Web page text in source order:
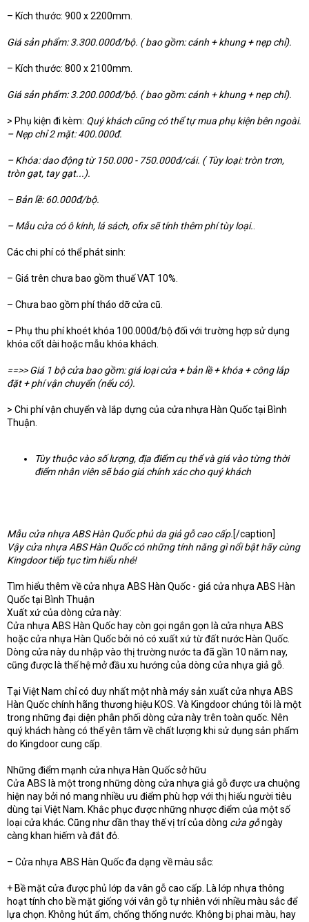
– Kích thước: 900 x 2200mm.
Giá sản phẩm: 3.300.000đ/bộ. ( bao gồm: cánh + khung + nẹp chỉ).
– Kích thước: 800 x 2100mm.
Giá sản phẩm: 3.200.000đ/bộ. ( bao gồm: cánh + khung + nẹp chỉ).
> Phụ kiện đi kèm: Quý khách cũng có thể tự mua phụ kiện bên ngoài.
– Nẹp chỉ 2 mặt: 400.000đ.
– Khóa: dao động từ 150.000 - 750.000đ/cái. ( Tùy loại: tròn trơn,
tròn gạt, tay gạt...).
– Bản lề: 60.000đ/bộ.
– Mẫu cửa có ô kính, lá sách, ofix sẽ tính thêm phí tùy loại..
Các chi phí có thể phát sinh:
– Giá trên chưa bao gồm thuế VAT 10%.
– Chưa bao gồm phí tháo dỡ cửa cũ.
– Phụ thu phí khoét khóa 100.000đ/bộ đối với trường hợp sử dụng
khóa cốt dài hoặc mẫu khóa khách.
==>> Giá 1 bộ cửa bao gồm: giá loại cửa + bản lề + khóa + công lắp
đặt + phí vận chuyển (nếu có).
> Chi phí vận chuyển và lắp dựng của cửa nhựa Hàn Quốc tại Bình
Thuận.
Tùy thuộc vào số lượng, địa điểm cụ thể và giá vào từng thời
điểm nhân viên sẽ báo giá chính xác cho quý khách
Mẫu cửa nhựa ABS Hàn Quốc phủ da giả gỗ cao cấp.[/caption]
Vậy cửa nhựa ABS Hàn Quốc có những tính năng gì nổi bật hãy cùng
Kingdoor tiếp tục tìm hiểu nhé!
Tìm hiểu thêm về cửa nhựa ABS Hàn Quốc - giá cửa nhựa ABS Hàn
Quốc tại Bình Thuận
Xuất xứ của dòng cửa này:
Cửa nhựa ABS Hàn Quốc hay còn gọi ngắn gọn là cửa nhựa ABS
hoặc cửa nhựa Hàn Quốc bởi nó có xuất xứ từ đất nước Hàn Quốc.
Dòng cửa này du nhập vào thị trường nước ta đã gần 10 năm nay,
cũng được là thế hệ mở đầu xu hướng của dòng cửa nhựa giả gỗ.
Tại Việt Nam chỉ có duy nhất một nhà máy sản xuất cửa nhựa ABS
Hàn Quốc chính hãng thương hiệu KOS. Và Kingdoor chúng tôi là một
trong những đại diện phân phối dòng cửa này trên toàn quốc. Nên
quý khách hàng có thể yên tâm về chất lượng khi sử dụng sản phẩm
do Kingdoor cung cấp.
Những điểm mạnh cửa nhựa Hàn Quốc sở hữu
Cửa ABS là một trong những dòng cửa nhựa giả gỗ được ưa chuộng
hiện nay bởi nó mang nhiều ưu điểm phù hợp với thị hiếu người tiêu
dùng tại Việt Nam. Khắc phục được những nhược điểm của một số
loại cửa khác. Cũng như dần thay thế vị trí của dòng cửa gỗngày
càng khan hiếm và đắt đỏ.
– Cửa nhựa ABS Hàn Quốc đa dạng về màu sắc:
+ Bề mặt cửa được phủ lớp da vân gỗ cao cấp. Là lớp nhựa thông
hoạt tính cho bề mặt giống với vân gỗ tự nhiên với nhiều màu sắc để
lựa chọn. Không hút ẩm, chống thống nước. Không bị phai màu, hay